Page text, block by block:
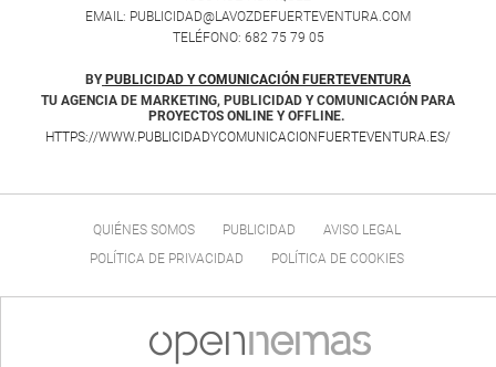
EMAIL: PUBLICIDAD@LAVOZDEFUERTEVENTURA.COM
TELÉFONO: 682 75 79 05
BY PUBLICIDAD Y COMUNICACIÓN FUERTEVENTURA
TU AGENCIA DE MARKETING, PUBLICIDAD Y COMUNICACIÓN PARA
PROYECTOS ONLINE Y OFFLINE.
HTTPS://WWW.PUBLICIDADYCOMUNICACIONFUERTEVENTURA.ES/
QUIÉNES SOMOS PUBLICIDAD
AVISO LEGAL
POLÍTICA DE PRIVACIDAD
POLÍTICA DE COOKIES